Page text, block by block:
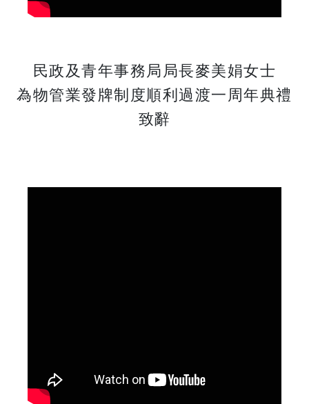
民政及青年事務局局長麥美娟女士
​​​​​​​為物管業發牌制度順利過渡一周年典禮
致辭